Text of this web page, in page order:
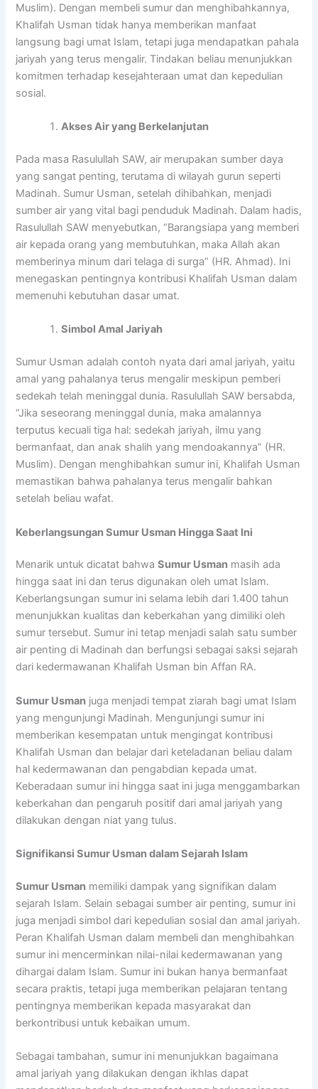
Muslim). Dengan membeli sumur dan menghibahkannya,
Khalifah Usman tidak hanya memberikan manfaat
langsung bagi umat Islam, tetapi juga mendapatkan pahala
jariyah yang terus mengalir. Tindakan beliau menunjukkan
komitmen terhadap kesejahteraan umat dan kepedulian
sosial.
Akses Air yang Berkelanjutan
Pada masa Rasulullah SAW, air merupakan sumber daya
yang sangat penting, terutama di wilayah gurun seperti
Madinah. Sumur Usman, setelah dihibahkan, menjadi
sumber air yang vital bagi penduduk Madinah. Dalam hadis,
Rasulullah SAW menyebutkan, “Barangsiapa yang memberi
air kepada orang yang membutuhkan, maka Allah akan
memberinya minum dari telaga di surga” (HR. Ahmad). Ini
menegaskan pentingnya kontribusi Khalifah Usman dalam
memenuhi kebutuhan dasar umat.
Simbol Amal Jariyah
Sumur Usman adalah contoh nyata dari amal jariyah, yaitu
amal yang pahalanya terus mengalir meskipun pemberi
sedekah telah meninggal dunia. Rasulullah SAW bersabda,
“Jika seseorang meninggal dunia, maka amalannya
terputus kecuali tiga hal: sedekah jariyah, ilmu yang
bermanfaat, dan anak shalih yang mendoakannya” (HR.
Muslim). Dengan menghibahkan sumur ini, Khalifah Usman
memastikan bahwa pahalanya terus mengalir bahkan
setelah beliau wafat.
Keberlangsungan Sumur Usman Hingga Saat Ini
Menarik untuk dicatat bahwaSumur Usman masih ada
hingga saat ini dan terus digunakan oleh umat Islam.
Keberlangsungan sumur ini selama lebih dari 1.400 tahun
menunjukkan kualitas dan keberkahan yang dimiliki oleh
sumur tersebut. Sumur ini tetap menjadi salah satu sumber
air penting di Madinah dan berfungsi sebagai saksi sejarah
dari kedermawanan Khalifah Usman bin Affan RA.
Sumur Usman juga menjadi tempat ziarah bagi umat Islam
yang mengunjungi Madinah. Mengunjungi sumur ini
memberikan kesempatan untuk mengingat kontribusi
Khalifah Usman dan belajar dari keteladanan beliau dalam
hal kedermawanan dan pengabdian kepada umat.
Keberadaan sumur ini hingga saat ini juga menggambarkan
keberkahan dan pengaruh positif dari amal jariyah yang
dilakukan dengan niat yang tulus.
Signifikansi Sumur Usman dalam Sejarah Islam
Sumur Usman memiliki dampak yang signifikan dalam
sejarah Islam. Selain sebagai sumber air penting, sumur ini
juga menjadi simbol dari kepedulian sosial dan amal jariyah.
Peran Khalifah Usman dalam membeli dan menghibahkan
sumur ini mencerminkan nilai-nilai kedermawanan yang
dihargai dalam Islam. Sumur ini bukan hanya bermanfaat
secara praktis, tetapi juga memberikan pelajaran tentang
pentingnya memberikan kepada masyarakat dan
berkontribusi untuk kebaikan umum.
Sebagai tambahan, sumur ini menunjukkan bagaimana
amal jariyah yang dilakukan dengan ikhlas dapat